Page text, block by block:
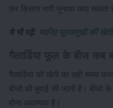
कर किसान भारी मुनाफा कमा सकता
ये भी पढ़ें: जानिए सूरजमुखी की
गैलार्डिया की खेती का सही समय
बीजो की बुवाई की जाती है।
होना आवश्यक है।